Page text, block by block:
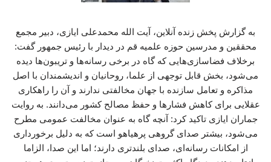
به گزارش پخش زنده آنلاین، آیت الله محمدعلی ایازی، دبیر مجمع
محققین و مدرسین حوزه علمیه قم در دیدار با رئیس جمهور گفت:
برخلاف فضاسازی‌هایی که گاه در برخی رسانه‌ها و تریبون‌ها دیده
می‌شود، بخش قابل توجهی از علما، روحانیان و اندیشمندان با اصل
مذاکره و تعامل سازنده با جهان مخالفتی ندارند و آن را راهکاری
عقلایی برای کاهش فشارها و حفظ مصالح کشور می‌دانند. به روایت
جماران ایازی تاکید کرد: آنچه گاه به عنوان مخالفت عمومی مطرح
می‌شود، بیشتر صدای گروهی پرهیاهو است که به دلیل برخورداری
از امکانات رسانه‌ای، صدای بلندتری دارند؛ اما این صدا، الزاما